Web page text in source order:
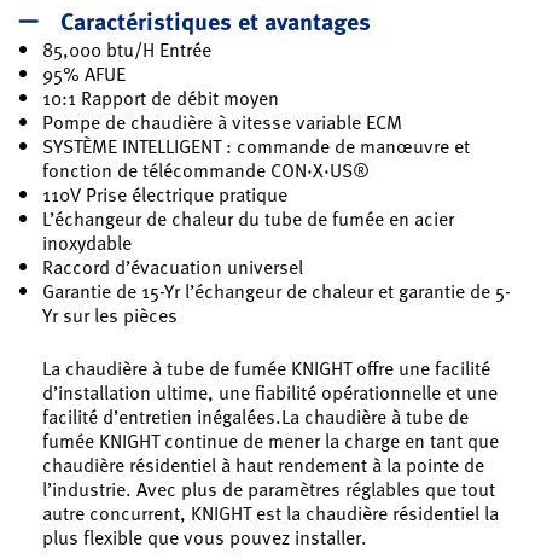
Caractéristiques et avantages
85,000 btu/H Entrée
95% AFUE
10:1 Rapport de débit moyen
Pompe de chaudière à vitesse variable ECM
SYSTÈME INTELLIGENT : commande de manœuvre et
fonction de télécommande CON·X·US®
110V Prise électrique pratique
L’échangeur de chaleur du tube de fumée en acier
inoxydable
Raccord d’évacuation universel
Garantie de 15-Yr l’échangeur de chaleur et garantie de 5-
Yr sur les pièces
La chaudière à tube de fumée KNIGHT offre une facilité
d’installation ultime, une fiabilité opérationnelle et une
facilité d’entretien inégalées.La chaudière à tube de
fumée KNIGHT continue de mener la charge en tant que
chaudière résidentiel à haut rendement à la pointe de
l’industrie. Avec plus de paramètres réglables que tout
autre concurrent, KNIGHT est la chaudière résidentiel la
plus flexible que vous pouvez installer.